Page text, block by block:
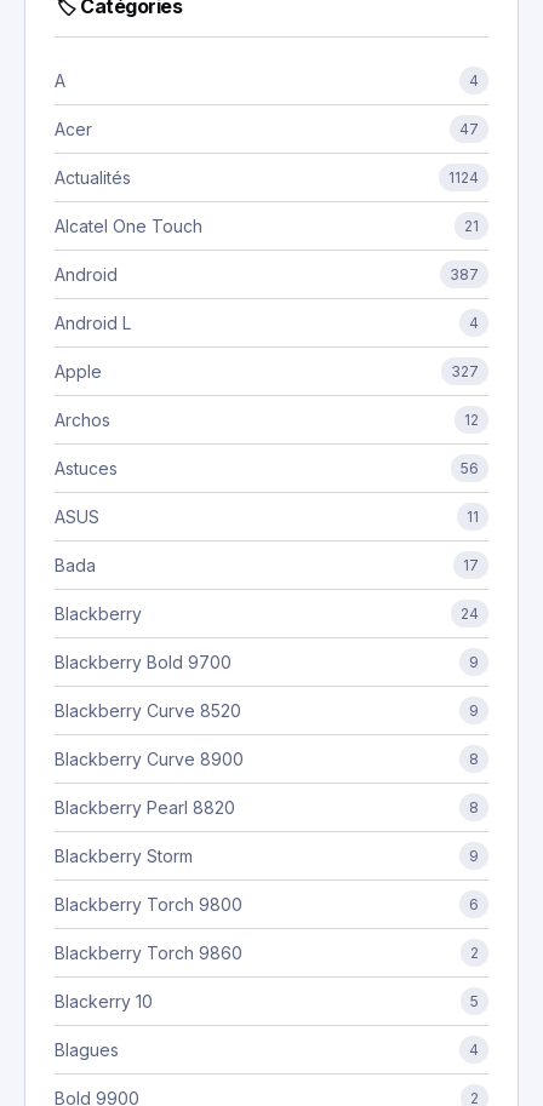
🏷 Catégories
A 4
Acer 47
Actualités 1124
Alcatel One Touch 21
Android 387
Android L 4
Apple 327
Archos 12
Astuces 56
ASUS 11
Bada 17
Blackberry 24
Blackberry Bold 9700 9
Blackberry Curve 8520 9
Blackberry Curve 8900 8
Blackberry Pearl 8820 8
Blackberry Storm 9
Blackberry Torch 9800 6
Blackberry Torch 9860 2
Blackerry 10 5
Blagues 4
Bold 9900 2